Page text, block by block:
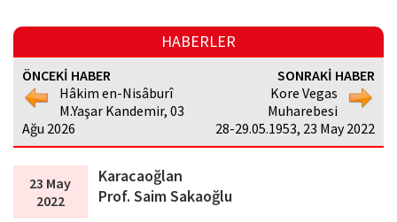
HABERLER
ÖNCEKİ HABER
Hâkim en-Nisâburî
M.Yaşar Kandemir, 03
Ağu 2026
SONRAKİ HABER
Kore Vegas
Muharebesi
28-29.05.1953, 23 May 2022
23 May
2022
Karacaoğlan
Prof. Saim Sakaoğlu